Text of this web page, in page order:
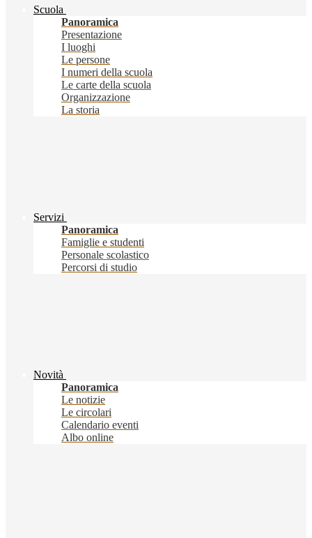
Scuola
Panoramica
Presentazione
I luoghi
Le persone
I numeri della scuola
Le carte della scuola
Organizzazione
La storia
Servizi
Panoramica
Famiglie e studenti
Personale scolastico
Percorsi di studio
Novità
Panoramica
Le notizie
Le circolari
Calendario eventi
Albo online